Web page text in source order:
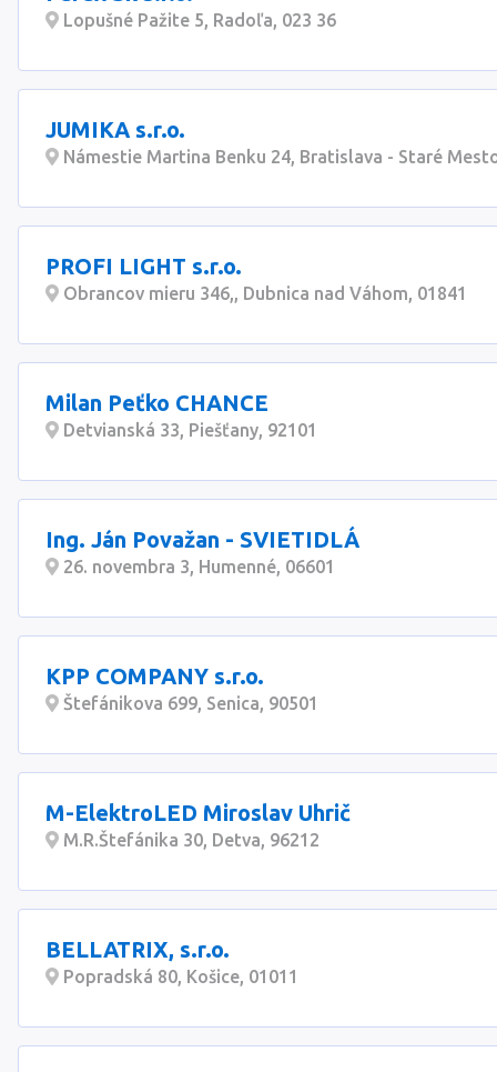
Lopušné Pažite 5, Radoľa, 023 36
JUMIKA s.r.o.
Námestie Martina Benku 24, Bratislava - Staré
PROFI LIGHT s.r.o.
Obrancov mieru 346,, Dubnica nad Váhom, 01841
Milan Peťko CHANCE
Detvianská 33, Piešťany, 92101
Ing. Ján Považan - SVIETIDLÁ
26. novembra 3, Humenné, 06601
KPP COMPANY s.r.o.
Štefánikova 699, Senica, 90501
M-ElektroLED Miroslav Uhrič
M.R.Štefánika 30, Detva, 96212
BELLATRIX, s.r.o.
Popradská 80, Košice, 01011